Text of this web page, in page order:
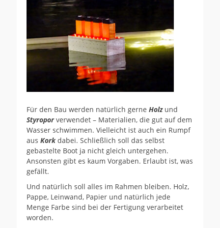
Für den Bau werden natürlich gerne Holzund
Styroporverwendet – Materialien, die gut auf dem
Wasser schwimmen. Vielleicht ist auch ein Rumpf
aus Korkdabei. Schließlich soll das selbst
gebastelte Boot ja nicht gleich untergehen.
Ansonsten gibt es kaum Vorgaben. Erlaubt ist, was
gefällt.
Und natürlich soll alles im Rahmen bleiben. Holz,
Pappe, Leinwand, Papier und natürlich jede
Menge Farbe sind bei der Fertigung verarbeitet
worden.